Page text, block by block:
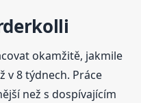
okamžitě, jakmile
v 8 týdnech. Práce
než s dospívajícím